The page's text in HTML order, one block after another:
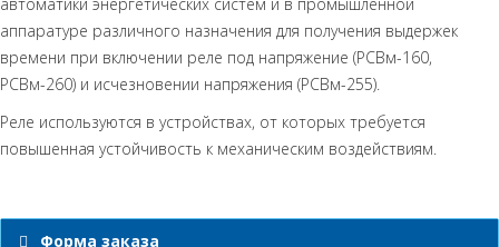
аппаратуре различного назначения для получения выдержек
времени при включении реле под напряжение (РСВм-160,
РСВм-260) и исчезновении напряжения (РСВм-255).
Реле используются в устройствах, от которых требуется
повышенная устойчивость к механическим воздействиям.
Форма заказа